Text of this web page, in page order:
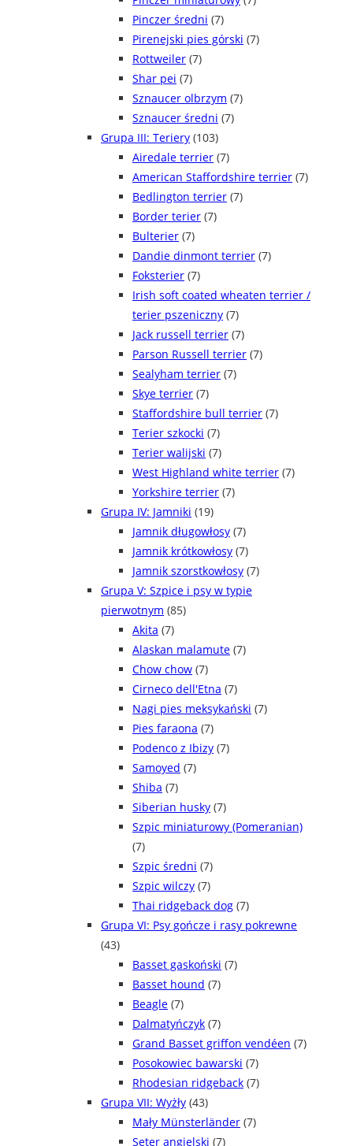
Pinczer średni (7)
Pirenejski pies górski (7)
Rottweiler (7)
Shar pei (7)
Sznaucer olbrzym (7)
Sznaucer średni (7)
Grupa III: Teriery (103)
Airedale terrier (7)
American Staffordshire terrier (7)
Bedlington terrier (7)
Border terier (7)
Bulterier (7)
Dandie dinmont terrier (7)
Foksterier (7)
Irish soft coated wheaten terrier /
terier pszeniczny (7)
Jack russell terrier (7)
Parson Russell terrier (7)
Sealyham terrier (7)
Skye terrier (7)
Staffordshire bull terrier (7)
Terier szkocki (7)
Terier walijski (7)
West Highland white terrier (7)
Yorkshire terrier (7)
Grupa IV: Jamniki (19)
Jamnik długowłosy (7)
Jamnik krótkowłosy (7)
Jamnik szorstkowłosy (7)
Grupa V: Szpice i psy w typie
pierwotnym (85)
Akita (7)
Alaskan malamute (7)
Chow chow (7)
Cirneco dell'Etna (7)
Nagi pies meksykański (7)
Pies faraona (7)
Podenco z Ibizy (7)
Samoyed (7)
Shiba (7)
Siberian husky (7)
Szpic miniaturowy (Pomeranian)
(7)
Szpic średni (7)
Szpic wilczy (7)
Thai ridgeback dog (7)
Grupa VI: Psy gończe i rasy pokrewne
(43)
Basset gaskoński (7)
Basset hound (7)
Beagle (7)
Dalmatyńczyk (7)
Grand Basset griffon vendéen (7)
Posokowiec bawarski (7)
Rhodesian ridgeback (7)
Grupa VII: Wyżły (43)
Mały Münsterländer (7)
Seter angielski (7)